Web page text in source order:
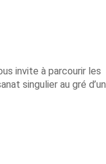
invite à parcourir les
singulier au gré d’un